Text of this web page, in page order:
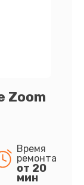
Zoom
Время
ремонта
от 20
мин